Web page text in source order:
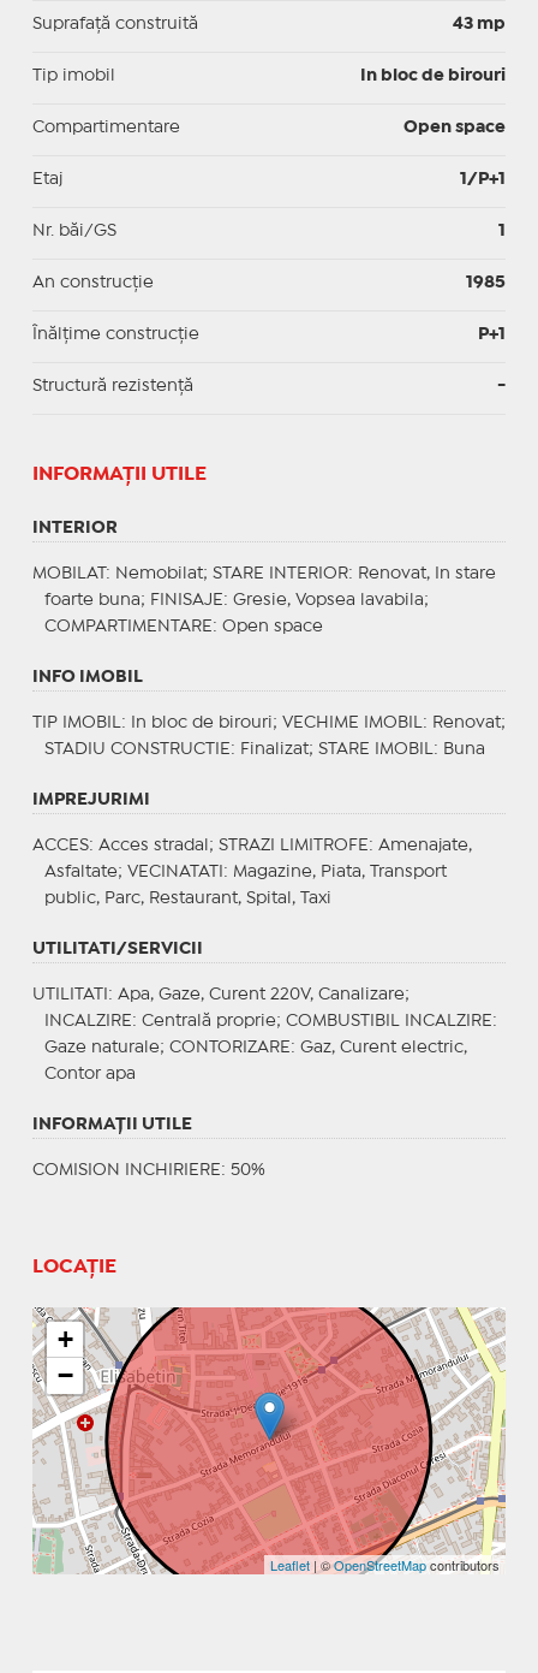
Suprafaţă construită 43 mp
Tip imobil In bloc de birouri
Compartimentare Open space
Etaj 1/P+1
Nr. băi/GS 1
An construcție 1985
Înălțime construcție P+1
Structură rezistență -
INFORMAŢII UTILE
INTERIOR
MOBILAT : Nemobilat; STARE INTERIOR: Renovat, In stare
foarte buna; FINISAJE : Gresie, Vopsea lavabila;
COMPARTIMENTARE : Open space
INFO IMOBIL
TIP IMOBIL : In bloc de birouri; VECHIME IMOBIL : Renovat;
STADIU CONSTRUCTIE : Finalizat; STARE IMOBIL : Buna
IMPREJURIMI
ACCES: Acces stradal; STRAZI LIMITROFE : Amenajate,
Asfaltate; VECINATATI : Magazine, Piata, Transport
public, Parc, Restaurant, Spital, Taxi
UTILITATI/SERVICII
UTILITATI : Apa, Gaze, Curent 220V, Canalizare;
INCALZIRE : Centrală proprie; COMBUSTIBIL INCALZIRE :
Gaze naturale; CONTORIZARE : Gaz, Curent electric,
Contor apa
INFORMAŢII UTILE
COMISION INCHIRIERE: 50%
LOCAȚIE
+
−
Leaflet | ©OpenStreetMapcontributors